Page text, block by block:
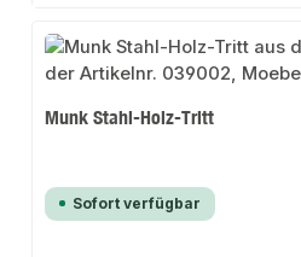
Munk Stahl-Holz-Tritt
Sofort verfügbar